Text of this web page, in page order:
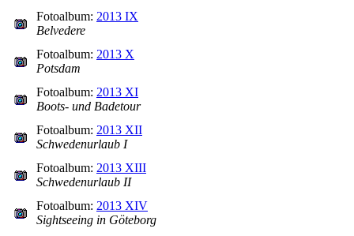
Fotoalbum: 2013 IX
Belvedere
Fotoalbum: 2013 X
Potsdam
Fotoalbum: 2013 XI
Boots- und Badetour
Fotoalbum: 2013 XII
Schwedenurlaub I
Fotoalbum: 2013 XIII
Schwedenurlaub II
Fotoalbum: 2013 XIV
Sightseeing in Göteborg